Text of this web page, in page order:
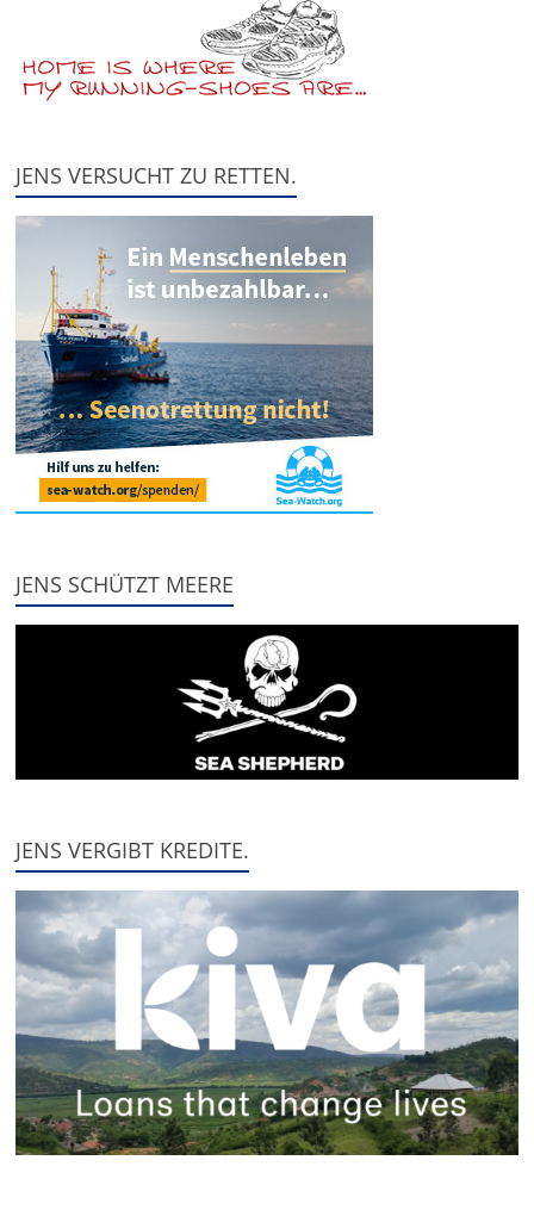
JENS VERSUCHT ZU RETTEN.
JENS SCHÜTZT MEERE
JENS VERGIBT KREDITE.